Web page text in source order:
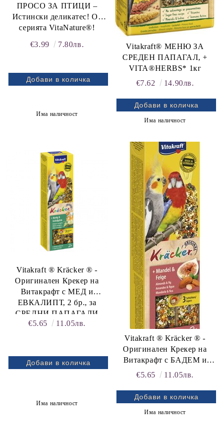
ПРОСО ЗА ПТИЦИ –
Истински деликатес! От
серията VitaNature®!
Vitakraft®
€3.99 7.80лв.
Има наличност
Vitakraft® МЕНЮ ЗА
СРЕДЕН ПАПАГАЛ, +
VITA®HERBS* 1кг
€7.62
14.90лв.
Има наличност
Vitakraft ® Kräcker ® -
Оригинален Крекер на
Витакрафт с МЕД и
ЕВКАЛИПТ, 2 бр., за
СРЕДНИ ПАПАГАЛИ
21245
€5.65 11.05лв.
Има наличност
Vitakraft ® Kräcker ® -
Оригинален Крекер на
Витакрафт с БАДЕМ и
СМОКИНЯ, 2 бр., за
€5.65 11.05лв.
Има наличност